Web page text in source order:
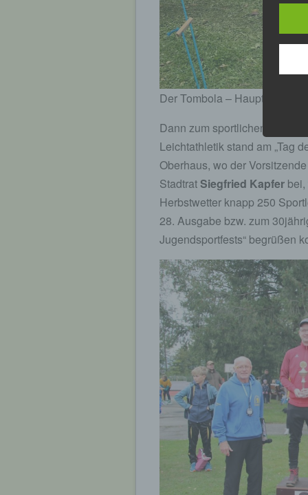
Der Tombola – Hauptpreis,
Dann zum sportlichen Teil
Leichtathletik stand am „Tag
Oberhaus, wo der
StadtratSiegfried Kapfer
Herbstwetter knapp 250
28. Ausgabe bzw. zum
Jugendsportfests“ begrüßen